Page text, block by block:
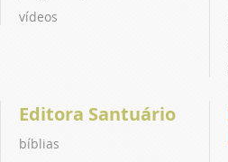
vídeos
Editora Santuário
bíblias